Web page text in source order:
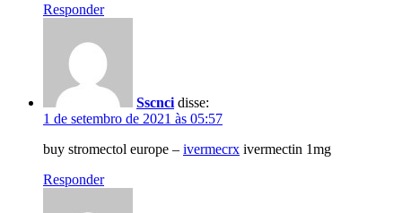
Responder
Sscnci disse:
1 de setembro de 2021 às 05:57
buy stromectol europe – ivermecrx ivermectin 1mg
Responder